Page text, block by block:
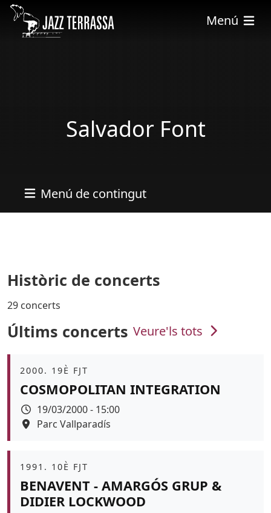
Vés al contingut
Menú
Salvador Font
Menú de contingut
Històric de concerts
29 concerts
Últims concerts Veure'ls tots
Àmbit
2000. 19È FJT
COSMOPOLITAN INTEGRATION
Data
19/03/2000 - 15:00
Espai
Parc Vallparadís
Àmbit
1991. 10È FJT
BENAVENT - AMARGÓS GRUP &
DIDIER LOCKWOOD